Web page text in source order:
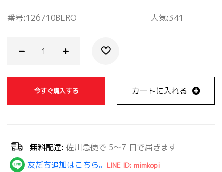
番号:126710BLRO 人気:341
今すぐ購入する カートに入れる
無料配達: 佐川急便で 5～7 日で届きます
友だち追加はこちら。 LINE ID: mimkopi